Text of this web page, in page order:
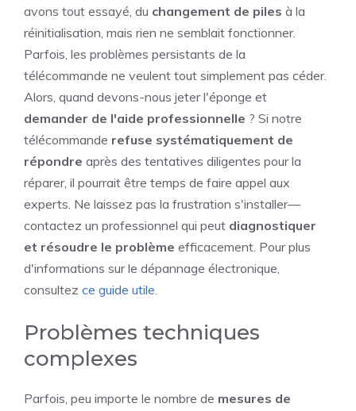
avons tout essayé, du changement de piles à la
réinitialisation, mais rien ne semblait fonctionner.
Parfois, les problèmes persistants de la
télécommande ne veulent tout simplement pas céder.
Alors, quand devons-nous jeter l'éponge et
demander de l'aide professionnelle ? Si notre
télécommande refuse systématiquement de
répondre après des tentatives diligentes pour la
réparer, il pourrait être temps de faire appel aux
experts. Ne laissez pas la frustration s'installer—
contactez un professionnel qui peut diagnostiquer
et résoudre le problème efficacement. Pour plus
d'informations sur le dépannage électronique,
consultez ce guide utile.
Problèmes techniques
complexes
Parfois, peu importe le nombre de mesures de